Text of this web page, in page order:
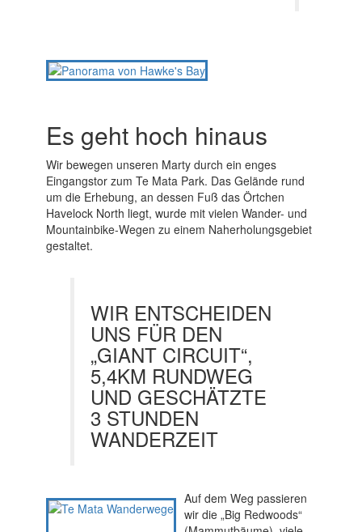
Es geht hoch hinaus
Wir bewegen unseren Marty durch ein enges
Eingangstor zum Te Mata Park. Das Gelände rund
um die Erhebung, an dessen Fuß das Örtchen
Havelock North liegt, wurde mit vielen Wander- und
Mountainbike-Wegen zu einem Naherholungsgebiet
gestaltet.
WIR ENTSCHEIDEN
UNS FÜR DEN
„GIANT CIRCUIT“,
5,4KM RUNDWEG
UND GESCHÄTZTE
3 STUNDEN
WANDERZEIT
Auf dem Weg passieren
wir die „Big Redwoods“